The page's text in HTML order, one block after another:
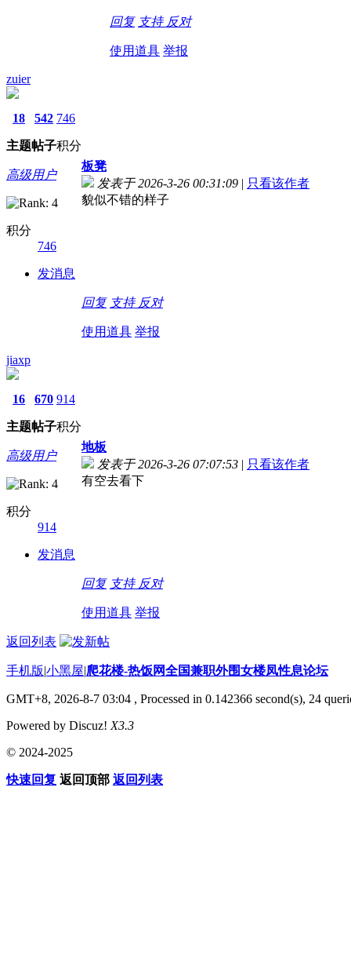
回复 支持 反对
使用道具 举报
zuier
18
主题
542
帖子
746
积分
高级用户
积分
746
发消息
板凳
发表于 2026-3-26 00:31:09 | 只看该作者
貌似不错的样子
回复 支持 反对
使用道具 举报
jiaxp
16
主题
670
帖子
914
积分
高级用户
积分
914
发消息
地板
发表于 2026-3-26 07:07:53 | 只看该作者
有空去看下
回复 支持 反对
使用道具 举报
返回列表
手机版|小黑屋|爬花楼-热饭网全国兼职外围女楼凤性息论坛
GMT+8, 2026-8-7 03:04 , Processed in 0.142366 second(s), 24
Powered by Discuz! X3.3
© 2024-2025
快速回复 返回顶部 返回列表